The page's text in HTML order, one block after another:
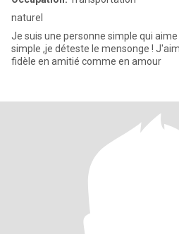
naturel
Je suis une personne simple qui
simple ,je déteste le mensonge ! J'aime l'honnêteté et je suis
fidèle en amitié comme en amour